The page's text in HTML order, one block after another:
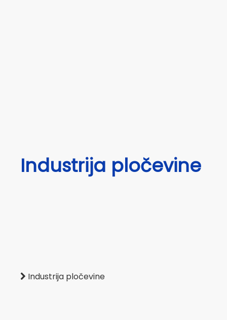
Industrija pločevine
 Industrija pločevine